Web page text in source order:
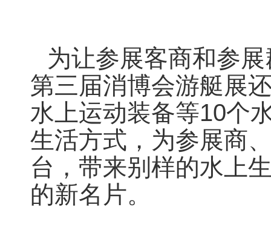
为让参展客商和参
第三届消博会游艇展
水上运动装备等10个
生活方式，为参展商
台，带来别样的水上
的新名片。